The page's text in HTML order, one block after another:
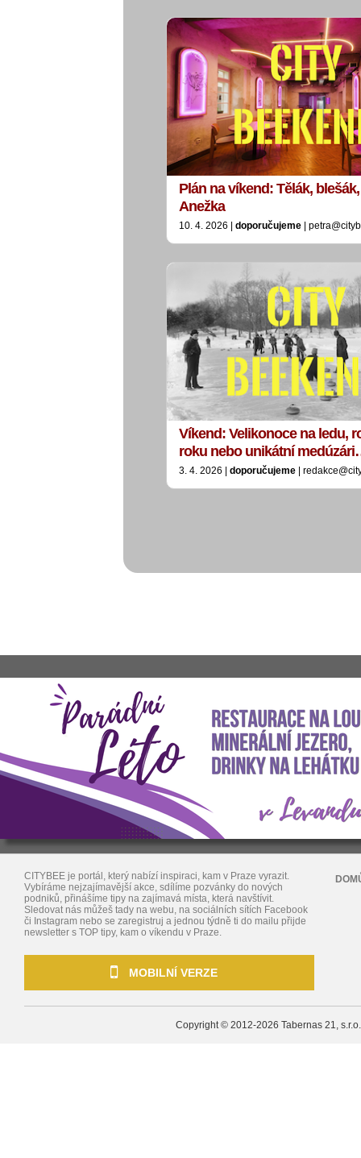
Plán na víkend: Tělák,
Anežka
10. 4. 2026 | doporučujeme |
Víkend: Velikonoce na ledu,
roku nebo unikátní
3. 4. 2026 | doporučujeme |
CITYBEE je portál, který nabízí inspiraci, kam v Praze vyrazit.
Vybíráme nejzajímavější akce, sdílíme pozvánky do nových
podniků, přinášíme tipy na zajímavá místa, která navštívit.
Sledovat nás můžeš tady na webu, na sociálních sítích Facebook
či Instagram nebo se zaregistruj a jednou týdně ti do mailu přijde
newsletter s TOP tipy, kam o víkendu v Praze.
MOBILNÍ VERZE
Copyright © 2012-2026 Tabernas 21, s.r.o.